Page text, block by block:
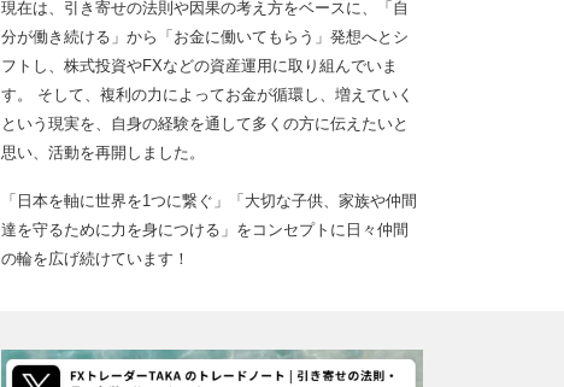
現在は、引き寄せの法則や因果の考え方をベースに、「自
分が働き続ける」から「お金に働いてもらう」発想へとシ
フトし、株式投資やFXなどの資産運用に取り組んでいま
す。 そして、複利の力によってお金が循環し、増えていく
という現実を、自身の経験を通して多くの方に伝えたいと
思い、活動を再開しました。
「日本を軸に世界を1つに繋ぐ」「大切な子供、家族や仲間
達を守るために力を身につける」をコンセプトに日々仲間
の輪を広げ続けています！